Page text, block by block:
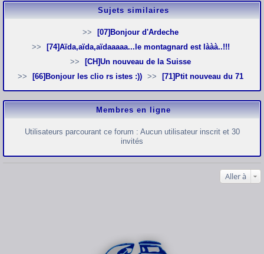
Sujets similaires
[07]Bonjour d'Ardeche
[74]Aïda,aïda,aïdaaaaa...le montagnard est lààà..!!!
[CH]Un nouveau de la Suisse
[66]Bonjour les clio rs istes :))
[71]Ptit nouveau du 71
Membres en ligne
Utilisateurs parcourant ce forum : Aucun utilisateur inscrit et 30
invités
Aller à